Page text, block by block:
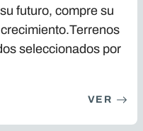
futuro, compre su
seleccionados por
VER